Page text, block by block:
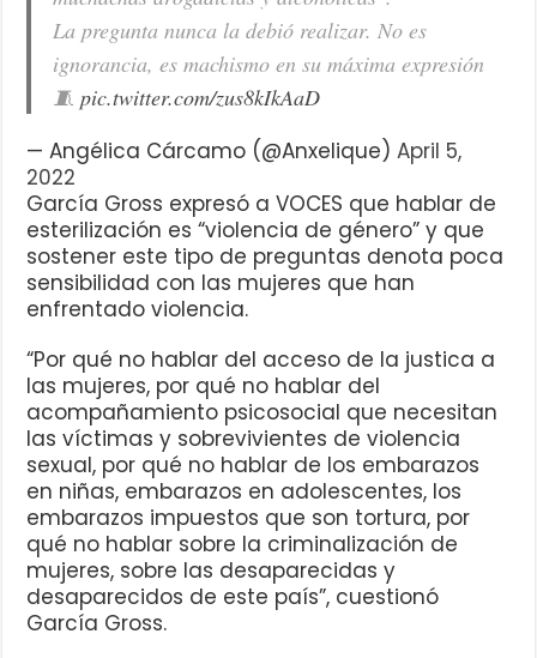
La pregunta nunca la debió realizar. No es
ignorancia, es machismo en su máxima expresión
🧵pic.twitter.com/zus8kIkAaD
— Angélica Cárcamo (@Anxelique)April 5,
2022
García Gross expresó a VOCES que hablar de
esterilización es “violencia de género” y que
sostener este tipo de preguntas denota poca
sensibilidad con las mujeres que han
enfrentado violencia.
“Por qué no hablar del acceso de la justica a
las mujeres, por qué no hablar del
acompañamiento psicosocial que necesitan
las víctimas y sobrevivientes de violencia
sexual, por qué no hablar de los embarazos
en niñas, embarazos en adolescentes, los
embarazos impuestos que son tortura, por
qué no hablar sobre la criminalización de
mujeres, sobre las desaparecidas y
desaparecidos de este país”, cuestionó
García Gross.